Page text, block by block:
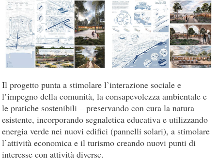
Il progetto punta a stimolare l’interazione sociale e
l’impegno della comunità, la consapevolezza ambientale e
le pratiche sostenibili – preservando con cura la natura
esistente, incorporando segnaletica educativa e utilizzando
energia verde nei nuovi edifici (pannelli solari), a stimolare
l’attività economica e il turismo creando nuovi punti di
interesse con attività diverse.